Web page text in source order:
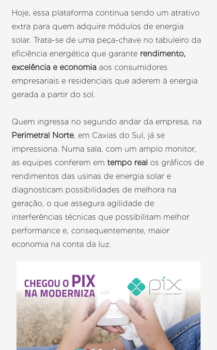
Hoje, essa plataforma continua sendo um atrativo
extra para quem adquire módulos de energia
solar. Trata-se de uma peça-chave no tabuleiro da
eficiência energética que garante rendimento,
excelência e economiaaos consumidores
empresariais e residenciais que aderem à energia
gerada a partir do sol.
Quem ingressa no segundo andar da empresa, na
Perimetral Norte, em Caxias do Sul, já se
impressiona. Numa sala, com um amplo monitor,
as equipes conferem emtempo real os gráficos de
rendimentos das usinas de energia solar e
diagnosticam possibilidades de melhora na
geração, o que assegura agilidade de
interferências técnicas que possibilitam melhor
performance e, consequentemente, maior
economia na conta da luz.